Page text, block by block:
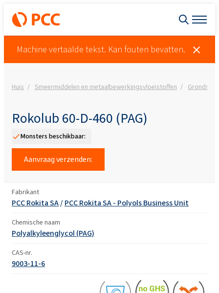
Machine vertaalde tekst. Kan fouten bevatten.
Huis Smeermiddelen en metaalbewerkingsvloeistoffen
Rokolub 60-D-460 (PAG)
Monsters beschikbaar:
Aanvraag verzenden:
Fabrikant
PCC Rokita SA/PCC Rokita SA - Polyols Business Unit
Chemische naam
Polyalkyleenglycol (PAG)
CAS-nr.
9003-11-6